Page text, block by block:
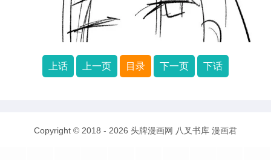
上话 上一页 目录 下一页 下话
Copyright © 2018 - 2026 头牌漫画网 八叉书库 漫画君